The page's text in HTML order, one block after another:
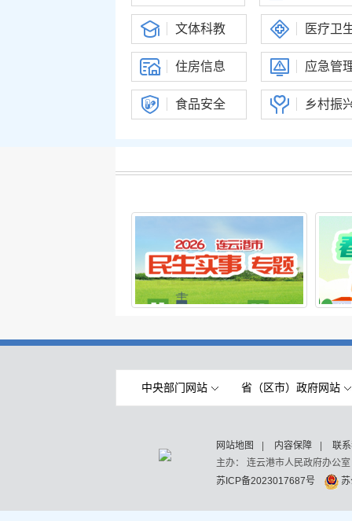
文体科教 医疗卫
住房信息 应急管
食品安全 乡村振
中央部门网站 省（区市）政府网站
网站地图 内容保障
联
主办： 连云港市人民政府办公
苏ICP备2023017687号